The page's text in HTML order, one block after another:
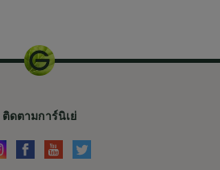
ติดตามการ์นิเย่